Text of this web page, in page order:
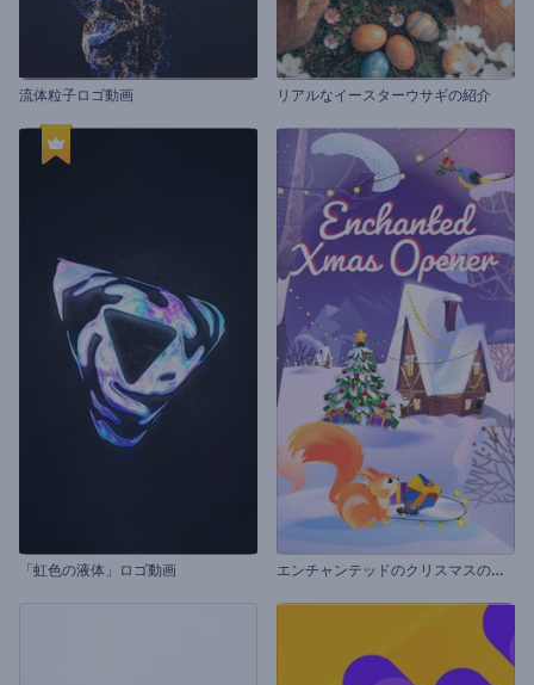
流体粒子ロゴ動画 リアルなイースターウサギの紹介
「虹色の液体」ロゴ動画 エ
ンチャンテッドのクリスマスのイントロ動画